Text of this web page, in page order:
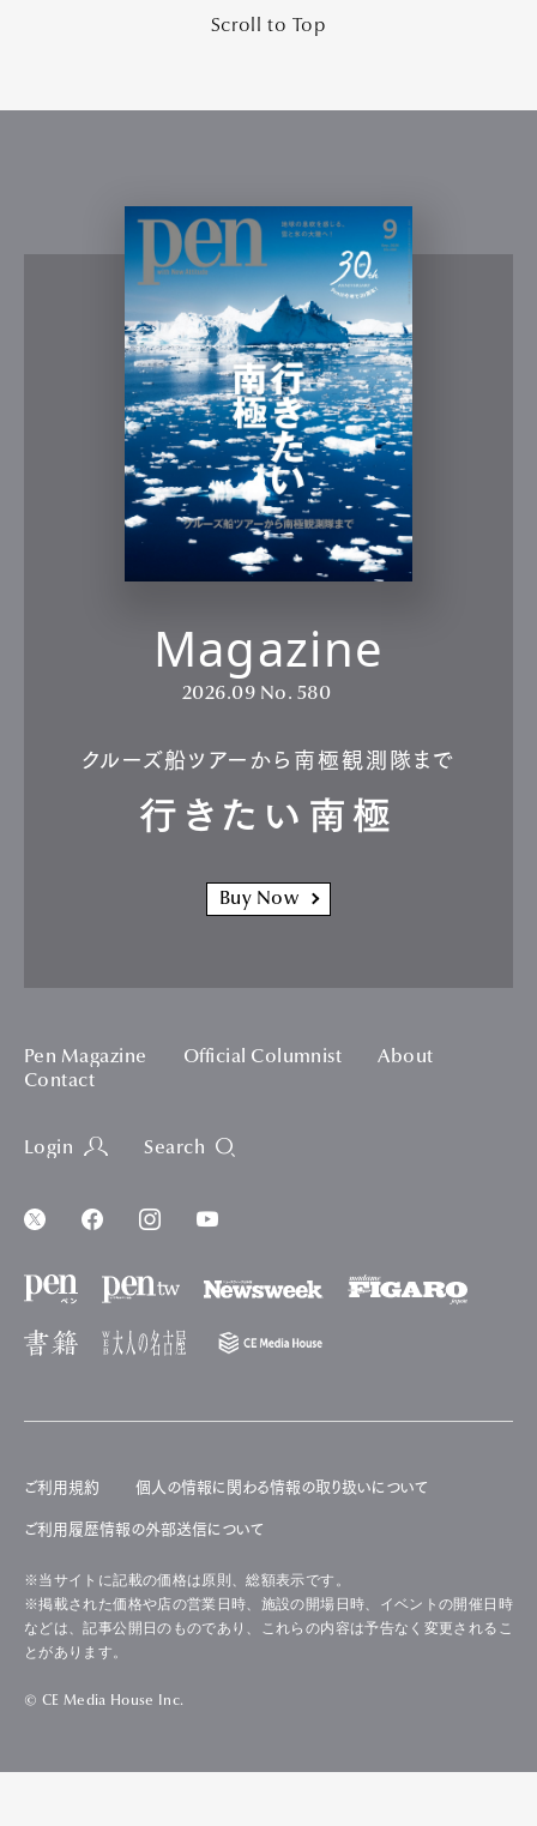
Scroll to Top
Magazine
2026.09 No. 580
クルーズ船ツアーから南極観測隊まで
行きたい南極
Buy Now
Pen Magazine Official Columnist
About
Contact
Login Search
ご利用規約 個人の情報に関わる情報の取り扱いについて
ご利用履歴情報の外部送信について
※当サイトに記載の価格は原則、総額表示です。
※掲載された価格や店の営業日時、施設の開場日時、イベントの開催日時
などは、記事公開日のものであり、これらの内容は予告なく変更されるこ
とがあります。
© CE Media House Inc.